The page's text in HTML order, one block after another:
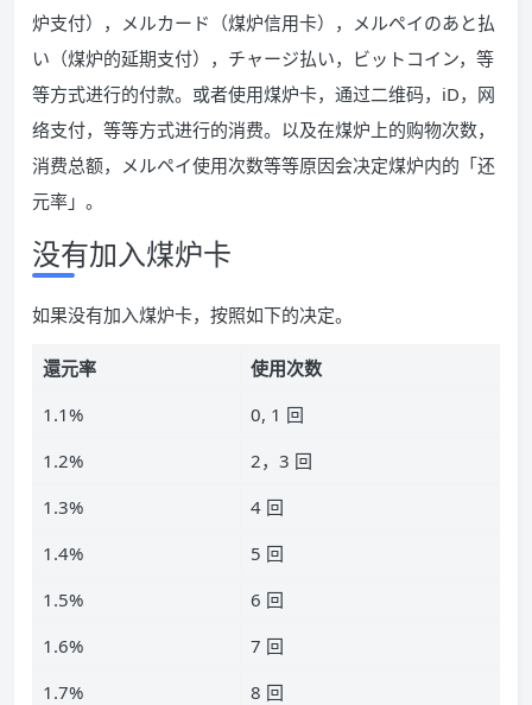
炉支付），メルカード（煤炉信用卡），メルペイのあと払
い（煤炉的延期支付），チャージ払い，ビットコイン，等
等方式进行的付款。或者使用煤炉卡，通过二维码，iD，网
络支付，等等方式进行的消费。以及在煤炉上的购物次数，
消费总额，メルペイ使用次数等等原因会决定煤炉内的「还
元率」。
没有加入煤炉卡
如果没有加入煤炉卡，按照如下的决定。
還元率
使用次数
1.1%
0, 1 回
1.2%
2，3 回
1.3%
4 回
1.4%
5 回
1.5%
6 回
1.6%
7 回
1.7%
8 回